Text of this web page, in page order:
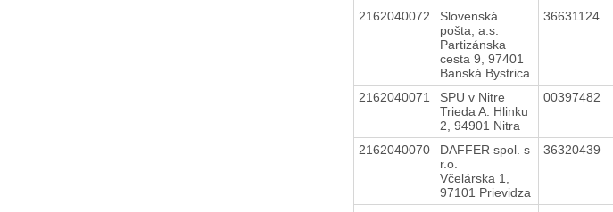
2162040072
Slovenská
pošta, a.s.
Partizánska
cesta 9, 97401
Banská Bystrica
36631124
2162040071
SPU v Nitre
Trieda A. Hlinku
2, 94901 Nitra
00397482
2162040070
DAFFER spol. s
r.o.
Včelárska 1,
97101 Prievidza
36320439